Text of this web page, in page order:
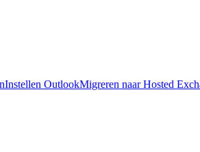
Instellen OutlookMigreren naar Hosted